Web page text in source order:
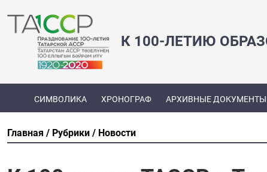
К 100-ЛЕТИЮ
СИМВОЛИКА ХРОНОГРАФ АРХИВНЫЕ ДОКУМЕНТЫ
Главная Рубрики Новости